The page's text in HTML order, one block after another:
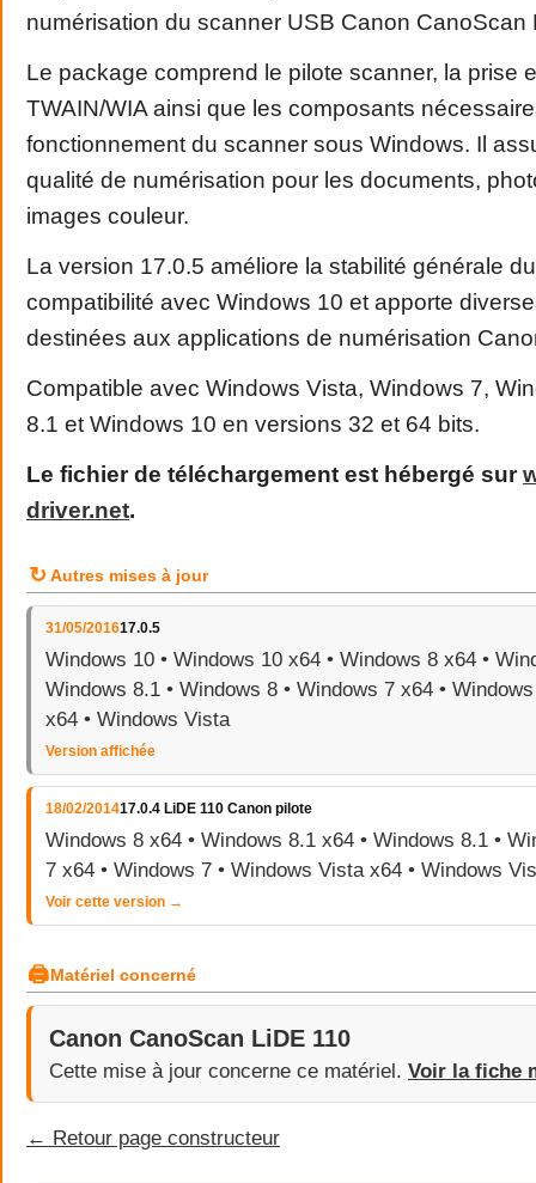
numérisation du scanner USB Canon CanoScan
Le package comprend le pilote scanner, la prise
TWAIN/WIA ainsi que les composants
fonctionnement du scanner sous Windows. Il
qualité de numérisation pour les documents,
images couleur.
La version 17.0.5 améliore la stabilité générale
compatibilité avec Windows 10 et apporte
destinées aux applications de numérisation
Compatible avec Windows Vista, Windows 7,
8.1 et Windows 10 en versions 32 et 64 bits.
Le fichier de téléchargement est hébergé sur
driver.net.
↻ Autres mises à jour
31/05/201617.0.5
Windows 10 • Windows 10 x64 • Windows 8 x64 •
Windows 8.1 • Windows 8 • Windows 7 x64 •
x64 • Windows Vista
Version affichée
18/02/201417.0.4 LiDE 110 Canon pilote
Windows 8 x64 • Windows 8.1 x64 • Windows 8.1 •
7 x64 • Windows 7 • Windows Vista x64 • Windows
Voir cette version →
🖨Matériel concerné
Canon CanoScan LiDE 110
Cette mise à jour concerne ce matériel. Voir la fiche
← Retour page constructeur